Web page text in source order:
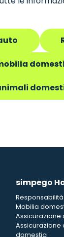
simpego
Mobilia
Assicurazione
Assicurazione
domestici